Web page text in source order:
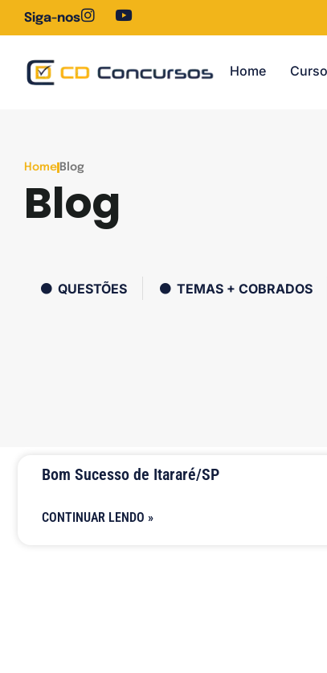
Siga-nos
Home
Home Blog
Blog
QUESTÕES TEMAS + COBRADOS
Bom Sucesso de Itararé/SP
CONTINUAR LENDO »